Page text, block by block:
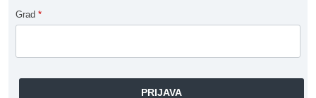
Grad *